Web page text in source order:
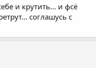
и крутить... и фсё
соглашусь с